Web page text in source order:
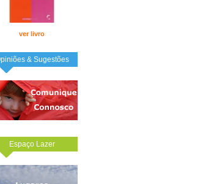
ver livro
& Sugestões
Espaço Lazer